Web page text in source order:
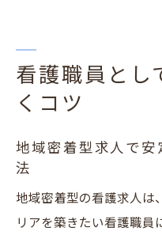
看護職員とし
くコツ
地域密着型求人で
法
地域密着型の看護求人は
リアを築きたい看護職員